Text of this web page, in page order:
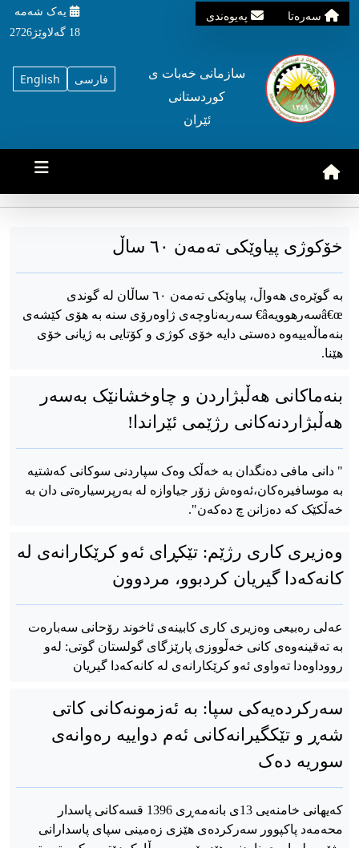
سه‌ره‌تا په‌یوه‌ندی
یه‌ک شه‌مه‌
18 گه‌لاوێژ2726
English فارسی
سازمانی خه‌بات ی
کوردستانی
ئێران
خۆکوژی پیاوێکی تەمەن ٦٠ ساڵ
بە گوێرەی هەواڵ، پیاوێکی تەمەن ٦٠ ساڵان له گوندی
â€œسەرهوویەâ€ سەربەناوچەی ژاوەرۆی سنە بە هۆی کێشەی
بنەماڵەییەوە دەستی دایە خۆی کوژی و کۆتایی بە ژیانی خۆی
هێنا.
بنەماکانی هەڵبژاردن و چاوخشانێک بەسەر
هەڵبژاردنەکانی رژێمی ئێراندا!
" دانی مافی دەنگدان بە خەڵک وەک سپاردنی سوکانی کەشتیە
بە موسافیرەکان،ئەوەش زۆر جیاوازە لە بەرپرسیارەتی دان بە
خەڵکێک کە دەزانن چ دەکەن".
وەزیری کاری رژێم: تێکڕای ئەو کرێکارانەی لە
کانەکەدا گیریان کردبوو، مردوون
عەلی رەبیعی وەزیری کاری کابینەی ئاخوند رۆحانی سەبارەت
بە تەقینەوەی کانی خەڵووزی پارێزگای گولستان گوتی: لەو
رووداوەدا تەواوی ئەو کرێکارانەی لە کانەکەدا گیریان
سەرکردەیەکی سپا: بە ئەزمونەکانی کاتی
شەڕ و تێکگیرانەکانی ئەم دواییە رەوانەی
سوریە دەک
کەیهانی خامنەیی 13ی بانەمەڕی 1396 قسەکانی پاسدار
محەمەد پاکپوور سەرکردەی هێزی زەمینی سپای پاسدارانی